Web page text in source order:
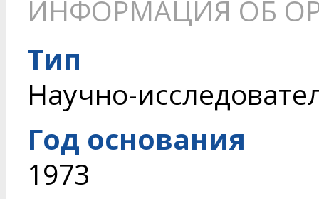
ИНФОРМАЦИЯ ОБ
Тип
Научно-
Год основания
1973